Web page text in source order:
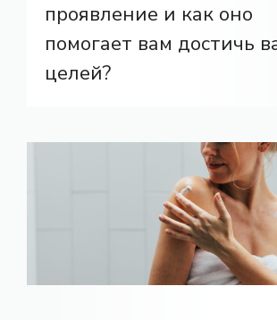
проявление и как оно
помогает вам достичь
целей?